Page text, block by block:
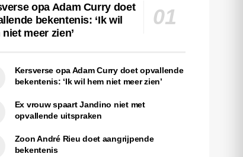
opa Adam Curry doet
bekentenis: ‘Ik wil
niet meer zien’
Kersverse opa Adam Curry doet opvallende
bekentenis: ‘Ik wil hem niet meer zien’
Ex vrouw spaart Jandino niet met
opvallende uitspraken
Zoon André Rieu doet aangrijpende
bekentenis